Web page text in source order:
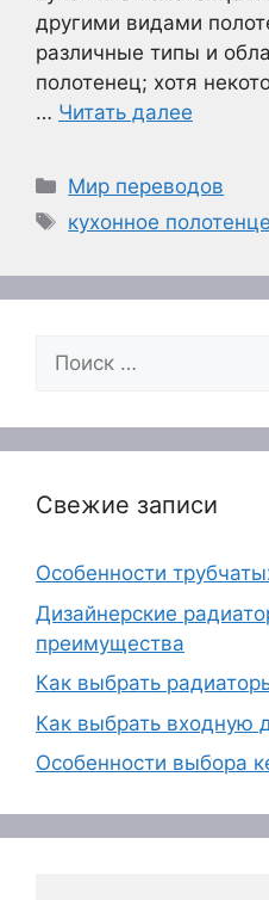
другими видами
различные типы и
полотенец; хотя
… Читать далее
Рубрики
Мир переводов
Метки
кухонное полотенце
Поиск:
Свежие записи
Особенности
Дизайнерские
преимущества
Как выбрать
Как выбрать входную
Особенности выбора